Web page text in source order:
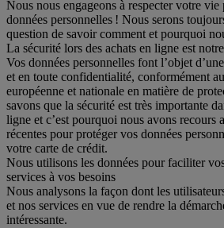
Nous nous engageons à respecter votre
données personnelles ! Nous serons
question de savoir comment et pourquoi
La sécurité lors des achats en ligne est
Vos données personnelles font l’objet
et en toute confidentialité, conformément
européenne et nationale en matière de
savons que la sécurité est très importante
ligne et c’est pourquoi nous avons recours
récentes pour protéger vos données
votre carte de crédit.
Nous utilisons les données pour faciliter
services à vos besoins
Nous analysons la façon dont les
et nos services en vue de rendre la
intéressante.